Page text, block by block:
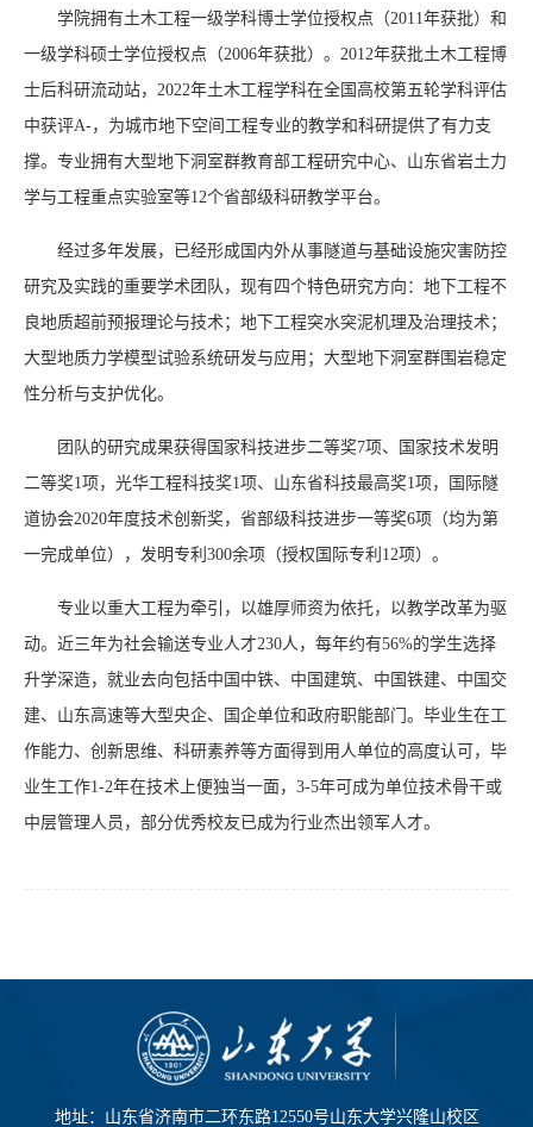
学院拥有土木工程一级学科博士学位授权点（2011年获批）和
一级学科硕士学位授权点（2006年获批）。2012年获批土木工程博
士后科研流动站，2022年土木工程学科在全国高校第五轮学科评估
中获评A-，为城市地下空间工程专业的教学和科研提供了有力支
撑。专业拥有大型地下洞室群教育部工程研究中心、山东省岩土力
学与工程重点实验室等12个省部级科研教学平台。
经过多年发展，已经形成国内外从事隧道与基础设施灾害防控
研究及实践的重要学术团队，现有四个特色研究方向：地下工程不
良地质超前预报理论与技术；地下工程突水突泥机理及治理技术；
大型地质力学模型试验系统研发与应用；大型地下洞室群围岩稳定
性分析与支护优化。
团队的研究成果获得国家科技进步二等奖7项、国家技术发明
二等奖1项，光华工程科技奖1项、山东省科技最高奖1项，国际隧
道协会2020年度技术创新奖，省部级科技进步一等奖6项（均为第
一完成单位），发明专利300余项（授权国际专利12项）。
专业以重大工程为牵引，以雄厚师资为依托，以教学改革为驱
动。近三年为社会输送专业人才230人，每年约有56%的学生选择
升学深造，就业去向包括中国中铁、中国建筑、中国铁建、中国交
建、山东高速等大型央企、国企单位和政府职能部门。毕业生在工
作能力、创新思维、科研素养等方面得到用人单位的高度认可，毕
业生工作1-2年在技术上便独当一面，3-5年可成为单位技术骨干或
中层管理人员，部分优秀校友已成为行业杰出领军人才。
地址：山东省济南市二环东路12550号山东大学兴隆山校区